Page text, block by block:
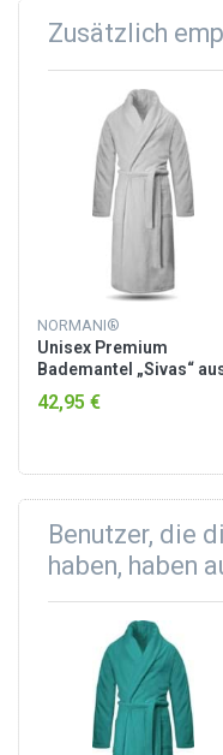
Zusätzlich
NORMANI®
Unisex Premium
Bademantel „Sivas“
Frottee - OEKO-TEX®
Weiß
42,95 €
Benutzer, die
haben, haben